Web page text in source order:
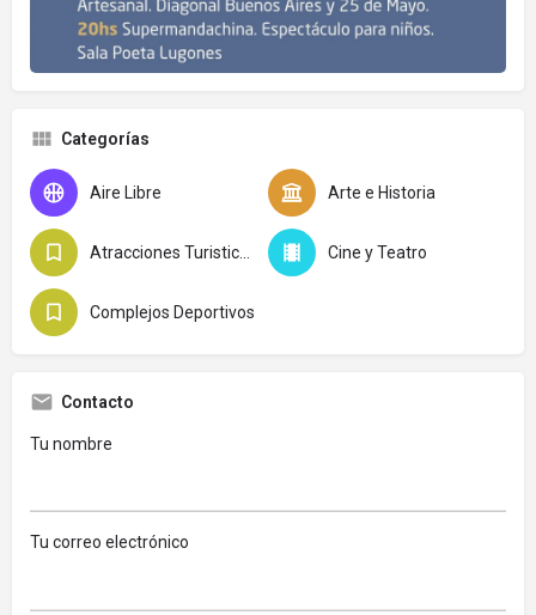
Categorías
Aire Libre Arte e Historia
Cine y Teatro
Complejos Deportivos
Contacto
Tu nombre
Tu correo electrónico